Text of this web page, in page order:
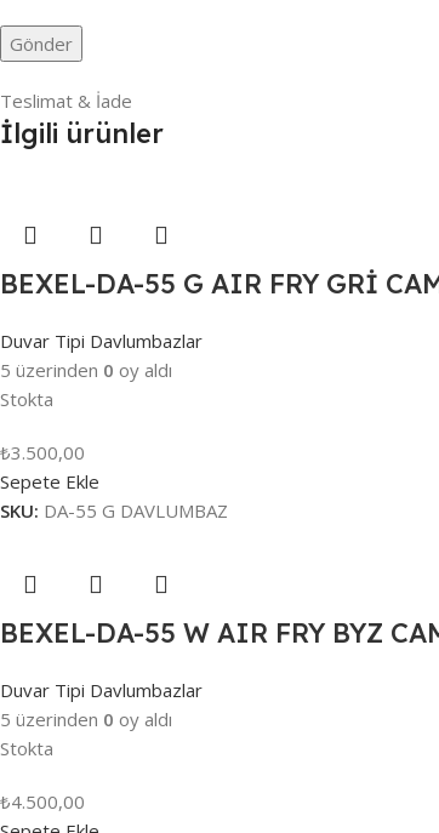
Teslimat & İade
İlgili ürünler
BEXEL-DA-55 G AIR FRY GRİ
Duvar Tipi Davlumbazlar
5 üzerinden 0 oy aldı
Stokta
₺3.500,00
Sepete Ekle
SKU: DA-55 G DAVLUMBAZ
BEXEL-DA-55 W AIR FRY BYZ
Duvar Tipi Davlumbazlar
5 üzerinden 0 oy aldı
Stokta
₺4.500,00